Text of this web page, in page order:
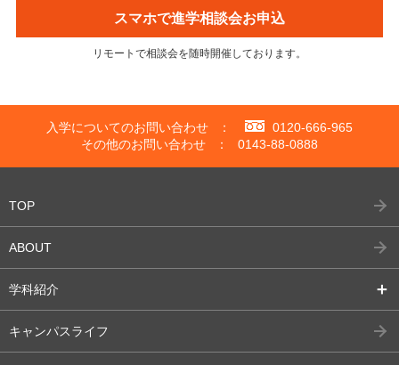
スマホで進学相談会お申込
リモートで相談会を随時開催しております。
入学についてのお問い合わせ ：
0120-666-965
その他のお問い合わせ
： 0143-88-0888
TOP
ABOUT
学科紹介
キャンパスライフ